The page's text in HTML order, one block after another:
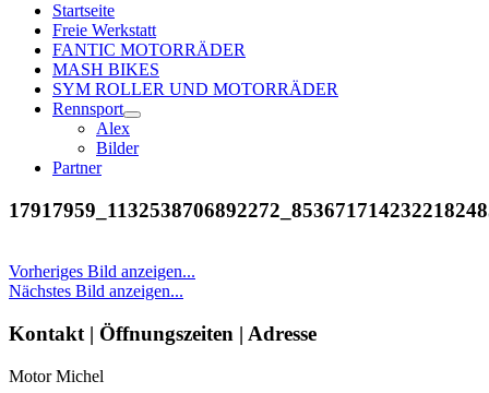
Startseite
Freie Werkstatt
FANTIC MOTORRÄDER
MASH BIKES
SYM ROLLER UND MOTORRÄDER
Rennsport
open
menu
Alex
Bilder
Partner
Vorheriges Bild anzeigen...
Nächstes Bild anzeigen...
Seitenleiste
Kontakt | Öffnungszeiten | Adresse
Motor Michel